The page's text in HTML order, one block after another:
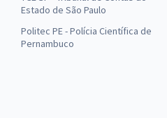
Estado de São Paulo
Politec PE - Polícia Científica de
Pernambuco